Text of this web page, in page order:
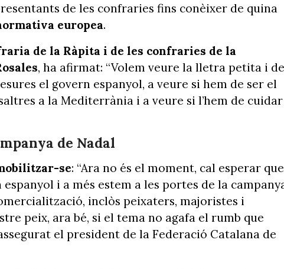
de les confraries fins conèixer de quina
europea.
de la Ràpita i de les confraries de la
, ha afirmat: “Volem veure la lletra petita i de
el govern espanyol, a veure si hem de ser el
a la Mediterrània i a veure si l’hem de cuidar
de Nadal
se: “Ara no és el moment, cal esperar que
i a més estem a les portes de la
inclòs peixaters, majoristes i
peix, ara bé, si el tema no agafa el rumb que
el president de la Federació Catalana de